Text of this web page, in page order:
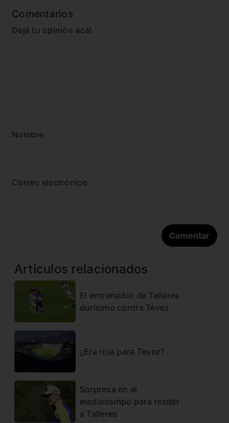
Comentarios
Dejá tu opinión acá!
Nombre
Correo electrónico
Artículos relacionados
El entrenador de Talleres
durísimo contra Tévez
¿Era roja para Tevez?
Sorpresa en el
mediocampo para recibir
a Talleres